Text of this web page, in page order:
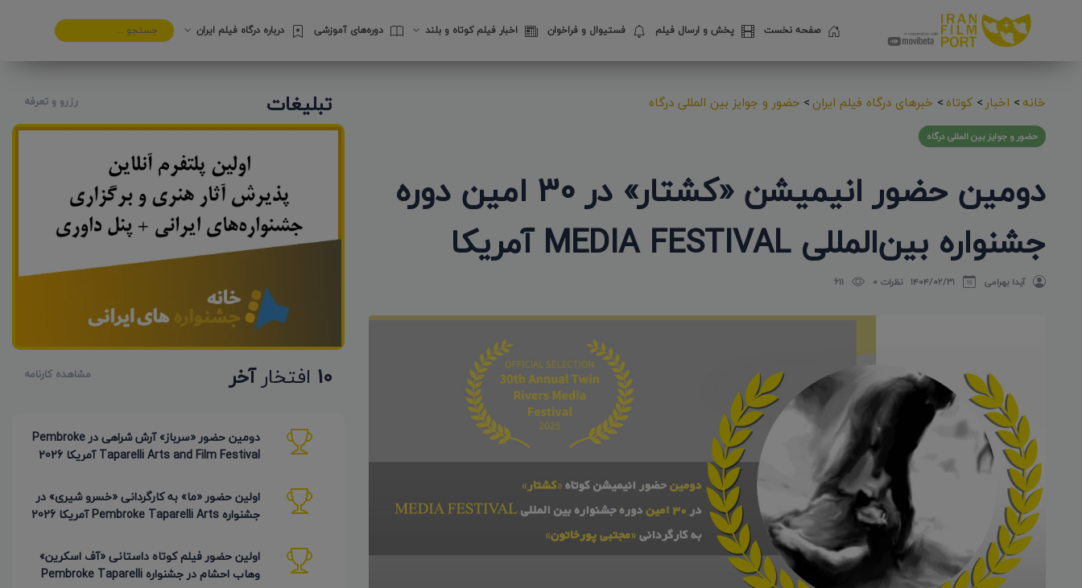
صفحه نخست پخش و ارسال فیلم فستیوال‌ و فراخوان اخبار فیلم کوتاه و بلند دوره‌های آموزشی درباره درگاه فیلم ایران
خانه> اخبار > کوتاه> خبرهای درگاه فیلم ایران> حضور و جوایز بین المللی درگاه
حضور و جوایز بین المللی درگاه
دومین حضور انیمیشن «کشتار» در 30 امین دوره
جشنواره بین‌المللی MEDIA FESTIVAL آمریکا
آیدا بهرامی ۱۴۰۴/۰۲/۳۱ نظرات 0 611
تبلیغات رزرو و تعرفه
10 افتخارآخر مشاهده کارنامه
دومین حضور «سرباز» آرش شراهی در Pembroke
Taparelli Arts and Film Festival آمریکا 2026
اولین حضور «ما» به کارگردانی «خسرو شیری» در
جشنواره Pembroke Taparelli Arts آمریکا 2026
اولین حضور فیلم کوتاه داستانی «آف اسکرین»
وهاب احشام در جشنواره Pembroke Taparelli